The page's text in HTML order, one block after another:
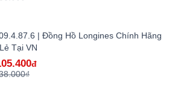
| Đồng Hồ Longines Chính Hãng
Tại VN
đ